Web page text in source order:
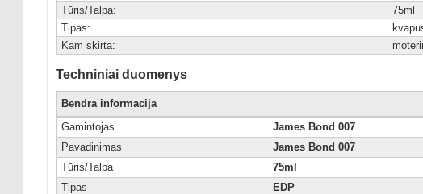
Tūris/Talpa:
75ml
Tipas:
Kam skirta:
Techniniai duomenys
Bendra informacija
Gamintojas
James Bond 007
Pavadinimas
James Bond 007
Tūris/Talpa
75ml
Tipas
EDP